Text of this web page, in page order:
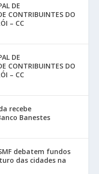
DE
CONTRIBUINTES DO
– CC
DE
CONTRIBUINTES DO
– CC
recebe
Banestes
debatem fundos
das cidades na